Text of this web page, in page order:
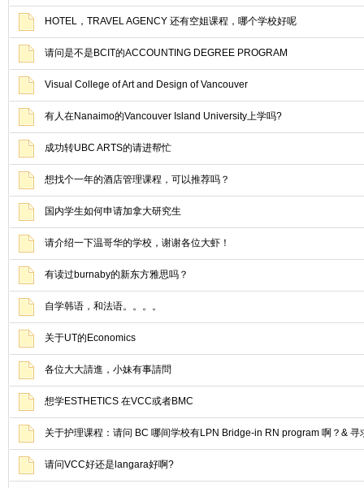
HOTEL，TRAVEL AGENCY 还有空姐课程，哪个学校好呢
请问是不是BCIT的ACCOUNTING DEGREE PROGRAM
Visual College of Art and Design of Vancouver
有人在Nanaimo的Vancouver Island University上学吗?
成功转UBC ARTS的请进帮忙
想找个一年的酒店管理课程，可以推荐吗？
国内学生如何申请加拿大研究生
请介绍一下温哥华的学校，谢谢各位大虾！
有读过burnaby的新东方雅思吗？
自学韩语，和法语。。。。
关于UT的Economics
各位大大請進，小妹有事請問
想学ESTHETICS 在VCC或者BMC
关于护理课程：请问 BC 哪间学校有LPN Bridge-in RN program 啊？& 寻
请问VCC好还是langara好啊?